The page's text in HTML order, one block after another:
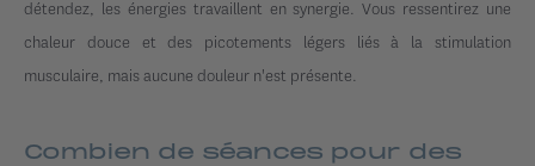
détendez, les énergies travaillent en synergie. Vous ressentirez une
chaleur douce et des picotements légers liés à la stimulation
musculaire, mais aucune douleur n'est présente.
Combien de séances pour des